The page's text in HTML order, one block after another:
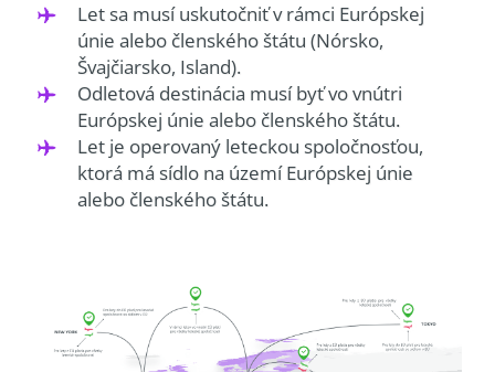
Let sa musí uskutočniť v rámci Európskej
únie alebo členského štátu (Nórsko,
Švajčiarsko, Island).
Odletová destinácia musí byť vo vnútri
Európskej únie alebo členského štátu.
Let je operovaný leteckou spoločnosťou,
ktorá má sídlo na území Európskej únie
alebo členského štátu.